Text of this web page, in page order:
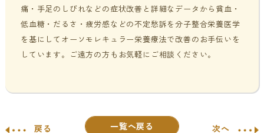
痛・手足のしびれなどの症状改善と詳細なデータから貧血・
低血糖・だるさ・疲労感などの不定愁訴を分子整合栄養医学
を基にしてオーソモレキュラー栄養療法で改善のお手伝いを
しています。ご遠方の方もお気軽にご相談ください。
戻る 一覧へ戻る 次へ